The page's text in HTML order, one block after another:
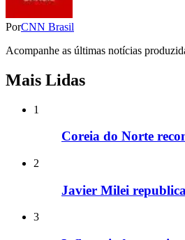
PorCNN Brasil
Acompanhe as últimas notícias
Mais Lidas
1
Coreia do Norte
2
Javier Milei
3